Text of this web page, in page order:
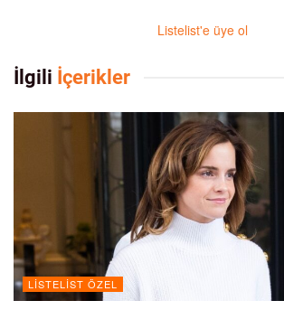
Listelist'e üye ol
İlgili İçerikler
LISTELIST ÖZEL